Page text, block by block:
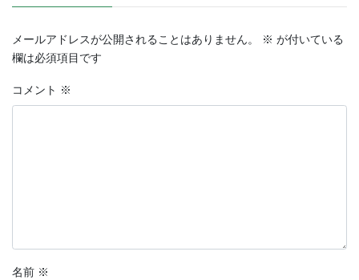
メールアドレスが公開されることはありません。 ※ が付いている
欄は必須項目です
コメント ※
名前 ※